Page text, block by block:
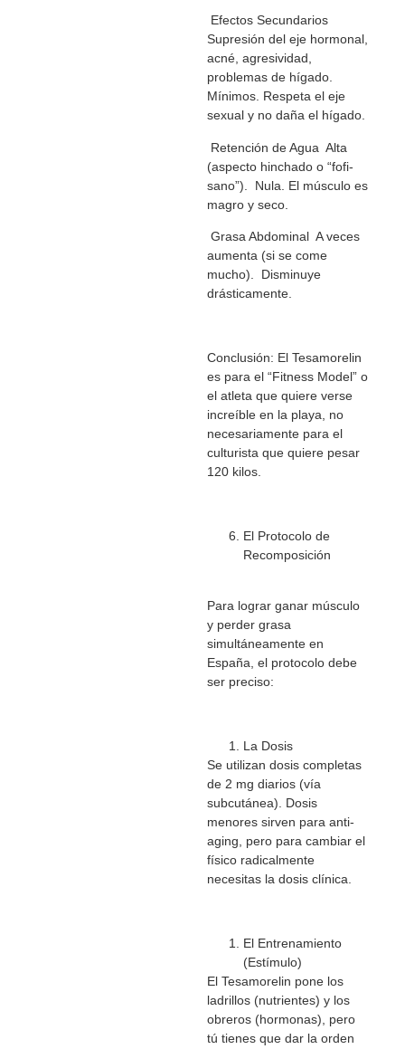
Efectos Secundarios
Supresión del eje hormonal,
acné, agresividad,
problemas de hígado.
Mínimos. Respeta el eje
sexual y no daña el hígado.
Retención de Agua Alta
(aspecto hinchado o “fofi-
sano”). Nula. El músculo es
magro y seco.
Grasa Abdominal A veces
aumenta (si se come
mucho). Disminuye
drásticamente.
Conclusión: El Tesamorelin
es para el “Fitness Model” o
el atleta que quiere verse
increíble en la playa, no
necesariamente para el
culturista que quiere pesar
120 kilos.
El Protocolo de
Recomposición
Para lograr ganar músculo
y perder grasa
simultáneamente en
España, el protocolo debe
ser preciso:
La Dosis
Se utilizan dosis completas
de 2 mg diarios (vía
subcutánea). Dosis
menores sirven para anti-
aging, pero para cambiar el
físico radicalmente
necesitas la dosis clínica.
El Entrenamiento
(Estímulo)
El Tesamorelin pone los
ladrillos (nutrientes) y los
obreros (hormonas), pero
tú tienes que dar la orden